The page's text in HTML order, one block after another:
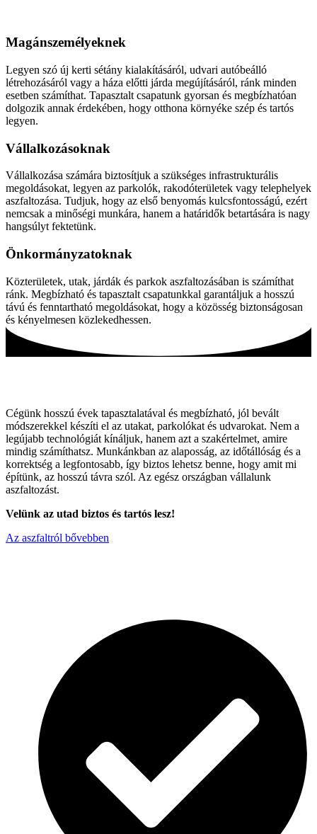
Magánszemélyeknek
Legyen szó új kerti sétány kialakításáról, udvari autóbeálló
létrehozásáról vagy a háza előtti járda megújításáról, ránk minden
esetben számíthat. Tapasztalt csapatunk gyorsan és megbízhatóan
dolgozik annak érdekében, hogy otthona környéke szép és tartós
legyen.
Vállalkozásoknak
Vállalkozása számára biztosítjuk a szükséges infrastrukturális
megoldásokat, legyen az parkolók, rakodóterületek vagy telephelyek
aszfaltozása. Tudjuk, hogy az első benyomás kulcsfontosságú, ezért
nemcsak a minőségi munkára, hanem a határidők betartására is nagy
hangsúlyt fektetünk.
Önkormányzatoknak
Közterületek, utak, járdák és parkok aszfaltozásában is számíthat
ránk. Megbízható és tapasztalt csapatunkkal garantáljuk a hosszú
távú és fenntartható megoldásokat, hogy a közösség biztonságosan
és kényelmesen közlekedhessen.
Cégünk hosszú évek tapasztalatával és megbízható, jól bevált
módszerekkel készíti el az utakat, parkolókat és udvarokat. Nem a
legújabb technológiát kínáljuk, hanem azt a szakértelmet, amire
mindig számíthatsz. Munkánkban az alaposság, az időtállóság és a
korrektség a legfontosabb, így biztos lehetsz benne, hogy amit mi
építünk, az hosszú távra szól. Az egész országban vállalunk
aszfaltozást.
Velünk az utad biztos és tartós lesz!
Az aszfaltról bővebben